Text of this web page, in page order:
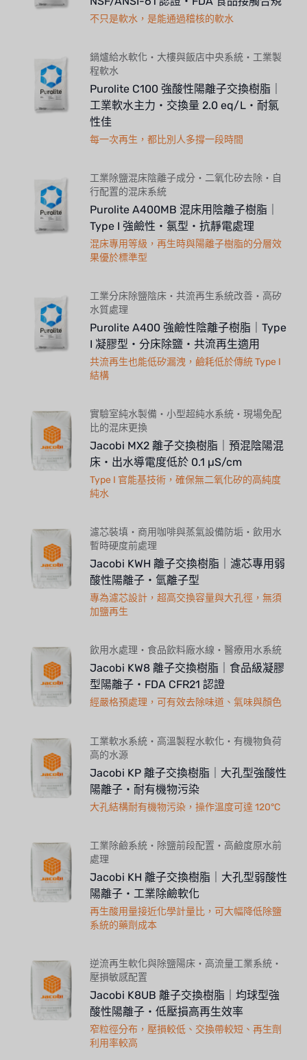
不只是軟水，是能通過稽核的軟水
鍋爐給水軟化・大樓與飯店中央系統・工業製
程軟水
Purolite C100 強酸性陽離子交換樹脂｜
工業軟水主力・交換量 2.0 eq/L・耐氯
性佳
每一次再生，都比別人多撐一段時間
工業除鹽混床陰離子成分・二氧化矽去除・自
行配置的混床系統
Purolite A400MB 混床用陰離子樹脂｜
Type I 強鹼性・氯型・抗靜電處理
混床專用等級，再生時與陽離子樹脂的分層效
果優於標準型
工業分床除鹽陰床・共流再生系統改善・高矽
水質處理
Purolite A400 強鹼性陰離子樹脂｜Type
I 凝膠型・分床除鹽・共流再生適用
共流再生也能低矽漏洩，鹼耗低於傳統 Type I
結構
實驗室純水製備・小型超純水系統・現場免配
比的混床更換
Jacobi MX2 離子交換樹脂｜預混陰陽混
床・出水導電度低於 0.1 µS/cm
Type I 官能基技術，確保無二氧化矽的高純度
純水
濾芯裝填・商用咖啡與蒸氣設備防垢・飲用水
暫時硬度前處理
Jacobi KWH 離子交換樹脂｜濾芯專用弱
酸性陽離子・氫離子型
專為濾芯設計，超高交換容量與大孔徑，無須
加鹽再生
飲用水處理・食品飲料廠水線・醫療用水系統
Jacobi KW8 離子交換樹脂｜食品級凝膠
型陽離子・FDA CFR21 認證
經嚴格預處理，可有效去除味道、氣味與顏色
工業軟水系統・高溫製程水軟化・有機物負荷
高的水源
Jacobi KP 離子交換樹脂｜大孔型強酸性
陽離子・耐有機物污染
大孔結構耐有機物污染，操作溫度可達 120°C
工業除鹼系統・除鹽前段配置・高鹼度原水前
處理
Jacobi KH 離子交換樹脂｜大孔型弱酸性
陽離子・工業除鹼軟化
再生酸用量接近化學計量比，可大幅降低除鹽
系統的藥劑成本
逆流再生軟化與除鹽陽床・高流量工業系統・
壓損敏感配置
Jacobi K8UB 離子交換樹脂｜均球型強
酸性陽離子・低壓損高再生效率
窄粒徑分布，壓損較低、交換帶較短、再生劑
利用率較高